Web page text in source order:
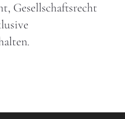
Gesellschaftsrecht